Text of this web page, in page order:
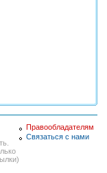
Правообладателям
Связаться с нами